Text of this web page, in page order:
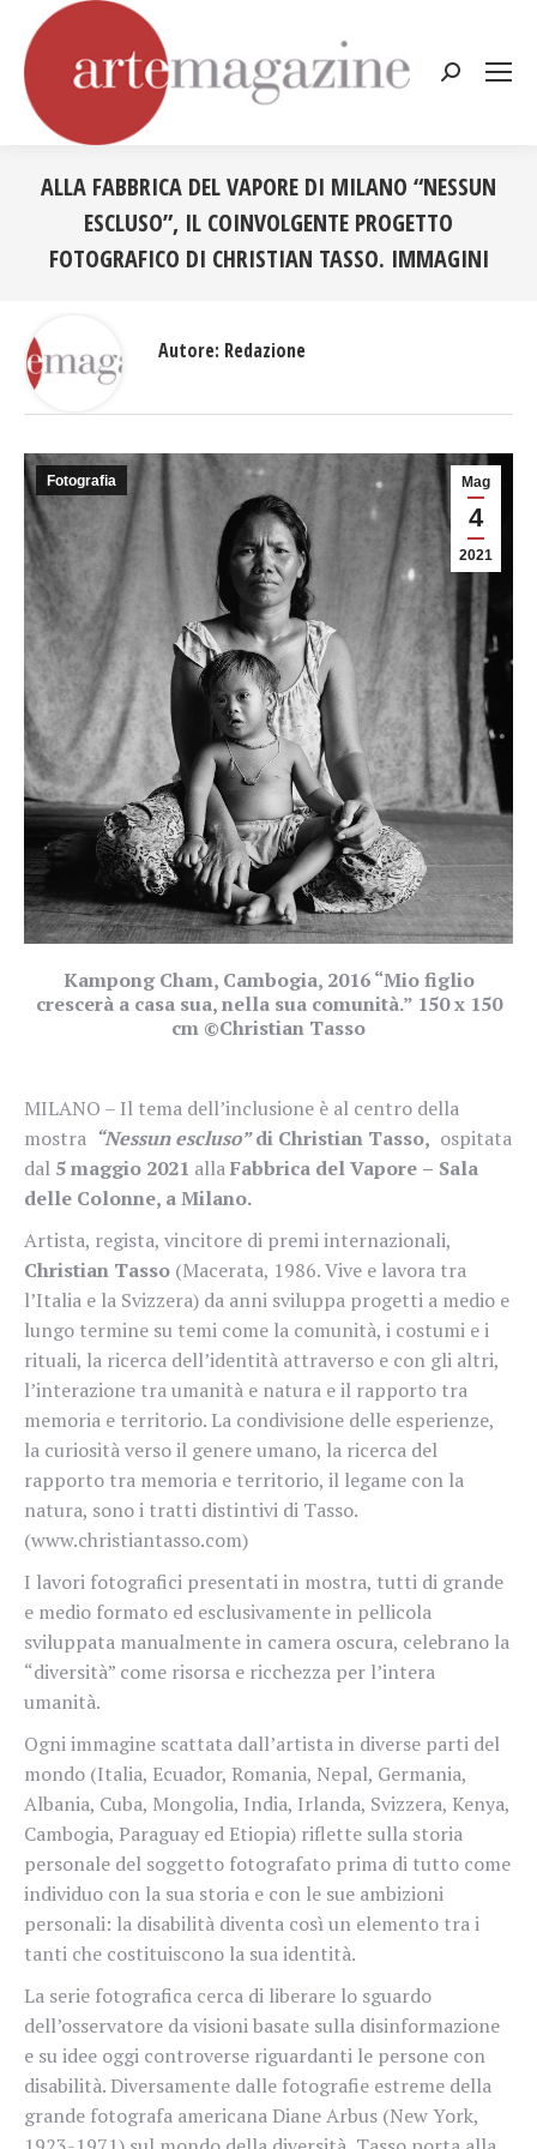
Cerca:
ALLA FABBRICA DEL VAPORE DI MILANO “NESSUN
ESCLUSO”, IL COINVOLGENTE PROGETTO
FOTOGRAFICO DI CHRISTIAN TASSO. IMMAGINI
Mag
4
2021
Fotografia
Kampong Cham, Cambogia, 2016 “Mio figlio
crescerà a casa sua, nella sua comunità.” 150 x 150
cm ©Christian Tasso
MILANO – Il tema dell’inclusione è al centro della
mostra “Nessun escluso”di Christian Tasso, ospitata
dal 5 maggio 2021 allaFabbrica delVapore – Sala
delle Colonne, a Milano.
Artista, regista, vincitore di premiinternazionali,
Christian Tasso (Macerata, 1986. Vive e lavora tra
l’Italia e la Svizzera) da anni sviluppa progetti a medio e
lungo termine su temi come la comunità, i costumi ei
rituali, la ricerca dell’identità attraverso e con gli altri,
l’interazione traumanità e natura eil rapporto tra
memoria e territorio. La condivisione delle esperienze,
la curiositàversoil genereumano, la ricerca del
rapporto tra memoria e territorio, il legame con la
natura, sono i tratti distintivi di Tasso.
(www.christiantasso.com)
I lavori fotografici presentati in mostra, tutti di grande
e medio formato ed esclusivamentein pellicola
sviluppata manualmente in camera oscura, celebrano la
“diversità” come risorsa e ricchezza per l’intera
umanità.
Ogniimmagine scattata dall’artista in diverse parti del
mondo (Italia, Ecuador, Romania, Nepal, Germania,
Albania, Cuba, Mongolia, India, Irlanda, Svizzera, Kenya,
Cambogia, Paraguay ed Etiopia) riflette sulla storia
personale del soggetto fotografato prima di tutto come
individuo con la sua storia e con le sue ambizioni
personali: la disabilità diventa così un elemento trai
tanti che costituiscono la suaidentità.
La serie fotografica cerca di liberare lo sguardo
dell’osservatore da visionibasate sulla disinformazione
e su idee oggi controverse riguardanti le persone con
disabilità. Diversamente dalle fotografie estreme della
grande fotografa americana DianeArbus (NewYork,
Autore: Redazione